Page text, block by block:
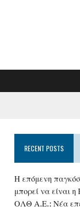
RECENT POSTS
Η επόμενη
μπορεί να είναι
ΟΛΘ Α.Ε.: Νέα